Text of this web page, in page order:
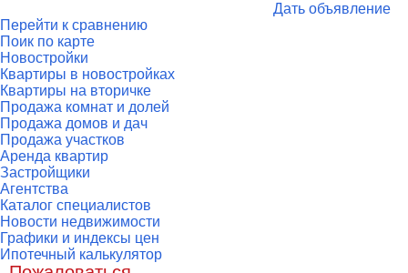
Дать объявление
Перейти к сравнению
Поик по карте
Новостройки
Квартиры в новостройках
Квартиры на вторичке
Продажа комнат и долей
Продажа домов и дач
Продажа участков
Аренда квартир
Застройщики
Агентства
Каталог специалистов
Новости недвижимости
Графики и индексы цен
Ипотечный калькулятор